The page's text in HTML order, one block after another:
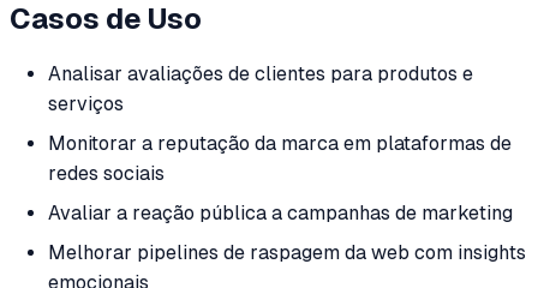
Casos de Uso
Analisar avaliações de clientes para produtos e
serviços
Monitorar a reputação da marca em plataformas de
redes sociais
Avaliar a reação pública a campanhas de marketing
Melhorar pipelines de raspagem da web com insights
emocionais